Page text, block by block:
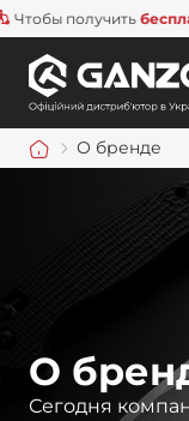
получитьбесплатную
О бренде
О
Сегодня